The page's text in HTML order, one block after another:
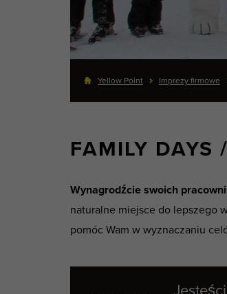
Yellow Point Imprezy firmowe
FAMILY DAYS
Wynagrodźcie swoich
naturalne miejsce do lepszego
pomóc Wam w wyznaczaniu